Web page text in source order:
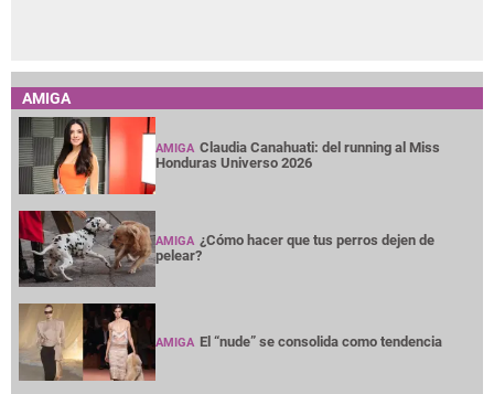
AMIGA
AMIGA Claudia Canahuati: del running al Miss
Honduras Universo 2026
AMIGA ¿Cómo hacer que tus perros dejen de
pelear?
AMIGA El “nude” se consolida como tendencia